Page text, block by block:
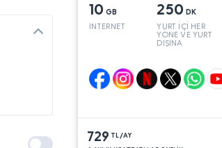
10 GB
INTERNET
250 DK
YURT İÇİ HER
YÖNE VE YURT
DIŞINA
729 TL/AY